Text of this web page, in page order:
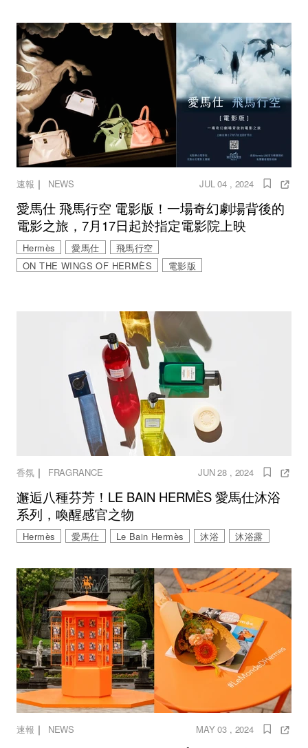
速報 ｜ NEWS JUL 04 , 2024
愛馬仕 飛馬行空 電影版！一場奇幻劇場背後的
電影之旅，7月17日起於指定電影院上映
Hermès 愛馬仕
飛馬行空
ON THE WINGS OF HERMÈS
電影版
香氛｜ FRAGRANCE JUN 28 , 2024
邂逅八種芬芳！LE BAIN HERMÈS 愛馬仕沐浴
系列，喚醒感官之物
Hermès 愛馬仕 Le Bain Hermès 沐浴 沐浴露
速報 ｜ NEWS MAY 03 , 2024